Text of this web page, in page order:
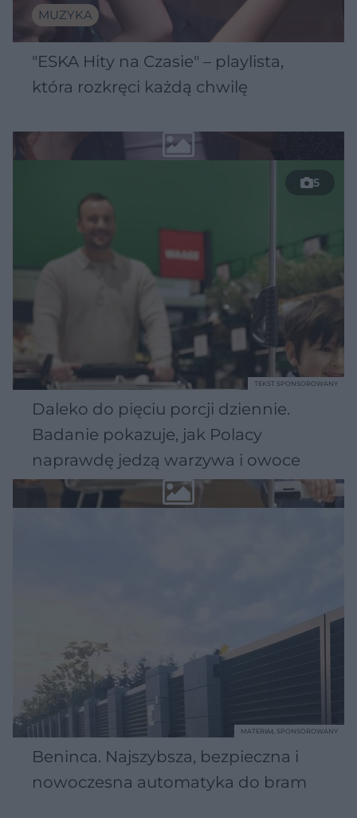
MUZYKA
"ESKA Hity na Czasie" – playlista,
która rozkręci każdą chwilę
5
Daleko do pięciu porcji dziennie.
Badanie pokazuje, jak Polacy
naprawdę jedzą warzywa i owoce
TEKST SPONSOROWANY
Beninca. Najszybsza, bezpieczna i
nowoczesna automatyka do bram
MATERIAŁ SPONSOROWANY